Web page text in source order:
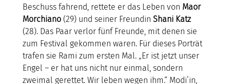
Beschuss fahrend, rettete er das Leben von Maor
Morchiano(29) und seiner FreundinShani Katz
(28). Das Paar verlor fünf Freunde, mit denen sie
zum Festival gekommen waren. Für dieses Porträt
trafen sie Rami zum ersten Mal. „Er ist jetzt unser
Engel – er hat uns nicht nur einmal, sondern
zweimal gerettet. Wir leben wegen ihm.“ Modi’in,